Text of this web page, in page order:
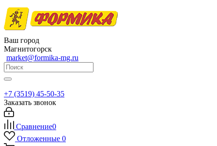
Ваш город
Магнитогорск
market@formika-mg.ru
+7 (3519) 45-50-35
Заказать звонок
Сравнение0
Отложенные 0